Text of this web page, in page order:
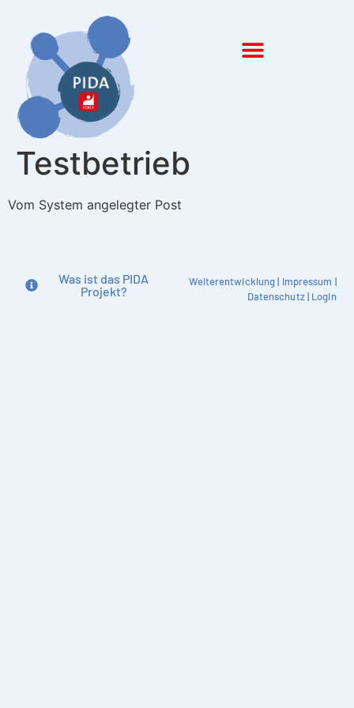
Testbetrieb
Vom System angelegter Post
Was ist das PIDA
Projekt?
Weiterentwicklung| Impressum |
Datenschutz| Login